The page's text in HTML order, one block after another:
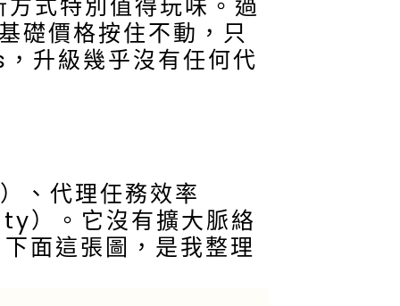
式特別值得玩味。過
礎價格按住不動，只
升級幾乎沒有任何代
、代理任務效率
。它沒有擴大脈絡
面這張圖，是我整理